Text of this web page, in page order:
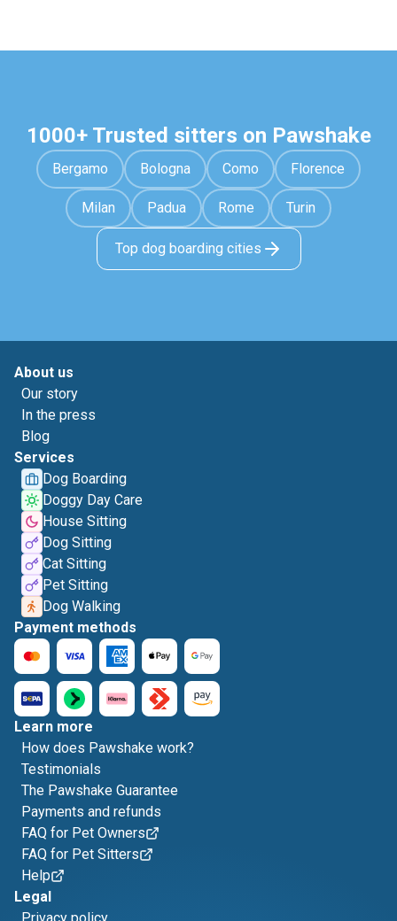
1000+ Trusted sitters on Pawshake
Bergamo Bologna Como Florence
Milan Padua Rome Turin
Top dog boarding cities
About us
Our story
In the press
Blog
Services
Dog Boarding
Doggy Day Care
House Sitting
Dog Sitting
Cat Sitting
Pet Sitting
Dog Walking
Payment methods
Learn more
How does Pawshake work?
Testimonials
The Pawshake Guarantee
Payments and refunds
FAQ for Pet Owners
FAQ for Pet Sitters
Help
Legal